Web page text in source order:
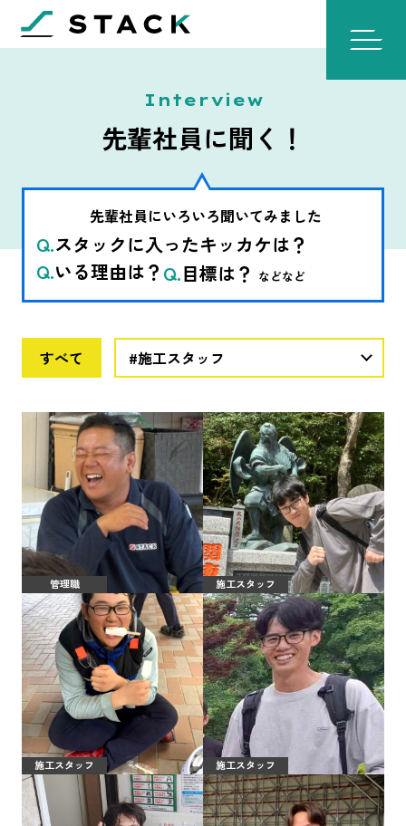
Interview
先輩社員に聞く！
先輩社員にいろいろ聞いてみました
スタックに入ったキッカケは？
いる理由は？
目標は？ などなど
すべて #施工スタッフ
管理職 施工スタッフ
施工スタッフ 施工スタッフ